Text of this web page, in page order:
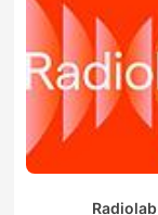
Radiolab